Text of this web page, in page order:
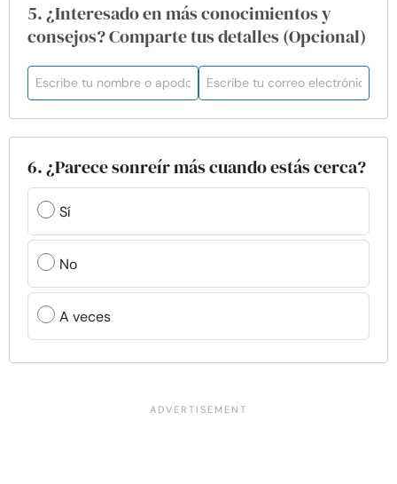
5. ¿Interesado en más conocimientos y
consejos? Comparte tus detalles (Opcional)
6. ¿Parece sonreír más cuando estás cerca?
Sí
No
A veces